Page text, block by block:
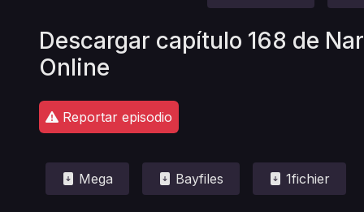
Descargar capítulo 168 de
Online
Reportar episodio
Mega Bayfiles 1fichier